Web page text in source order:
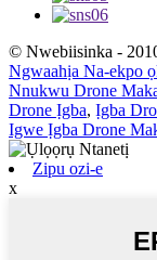
© Nwebiisinka -
Ngwaahịa Na-ekpo
Nnukwu Drone
Drone Ịgba, Ịgba
Igwe Ịgba Drone
Zipu ozi-e
x